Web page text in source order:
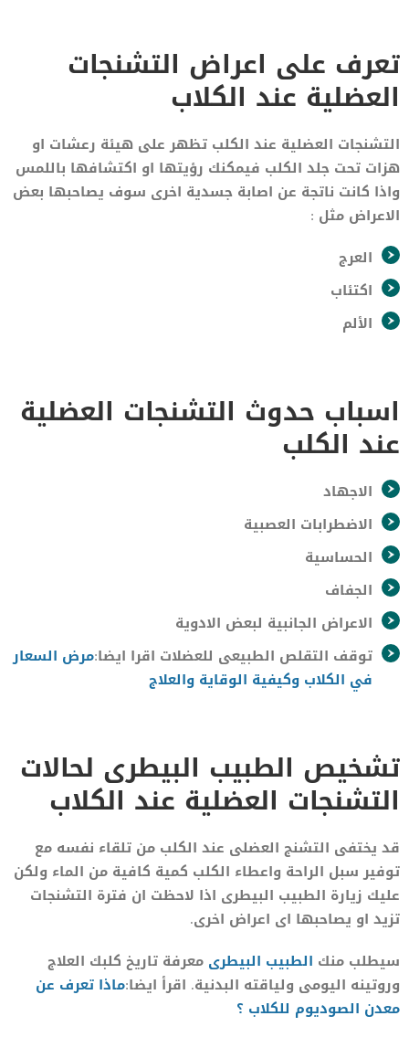
تعرف على اعراض التشنجات
العضلية عند الكلاب
التشنجات العضلية عند الكلب تظهر على هيئة رعشات او
هزات تحت جلد الكلب فيمكنك رؤيتها او اكتشافها باللمس
واذا كانت ناتجة عن اصابة جسدية اخرى سوف يصاحبها بعض
الاعراض مثل :
العرج
اكتئاب
الألم
اسباب حدوث التشنجات العضلية
عند الكلب
الاجهاد
الاضطرابات العصبية
الحساسية
الجفاف
الاعراض الجانبية لبعض الادوية
توقف التقلص الطبيعى للعضلات اقرا ايضا:مرض السعار
في الكلاب وكيفية الوقاية والعلاج
تشخيص الطبيب البيطرى لحالات
التشنجات العضلية عند الكلاب
قد يختفى التشنج العضلى عند الكلب من تلقاء نفسه مع
توفير سبل الراحة واعطاء الكلب كمية كافية من الماء ولكن
عليك زيارة الطبيب البيطرى اذا لاحظت ان فترة التشنجات
تزيد او يصاحبها اى اعراض اخرى.
سيطلب منك الطبيب البيطرى معرفة تاريخ كلبك العلاج
وروتينه اليومى ولياقته البدنية. اقرأ ايضا:ماذا تعرف عن
معدن الصوديوم للكلاب ؟